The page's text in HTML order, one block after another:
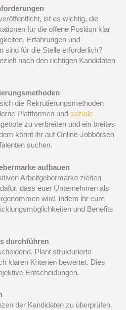
ist es wichtig, die
für die offene Position klar
Erfahrungen und
sind für die Stelle erforderlich?
nach den richtigen Kandidaten
die Rekrutierungsmethoden
Plattformen und soziale
zu verbreiten und ein breites
könnt ihr auf Online-Jobbörsen
suchen.
aufbauen
Arbeitgebermarke ziehen
dass euer Unternehmen als
wird, indem ihr eure
und Benefits
durchführen
Plant strukturierte
klaren Kriterien bewertet. Dies
Entscheidungen.
der Kandidaten zu überprüfen.